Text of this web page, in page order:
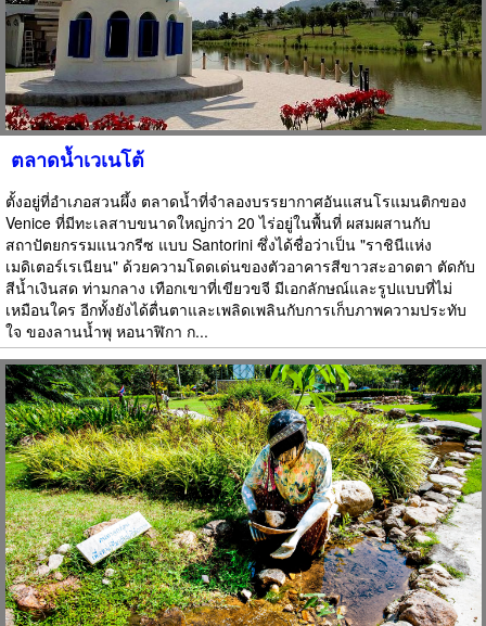
ตลาดน้ำเวเนโต้
ตั้งอยู่ที่อำเภอสวนผึ้ง ตลาดน้ำที่จำลองบรรยากาศอันแสนโรแมนติกของ
Venice ที่มีทะเลสาบขนาดใหญ่กว่า 20 ไร่อยู่ในพื้นที่ ผสมผสานกับ
สถาปัตยกรรมแนวกรีซ แบบ Santorini ซึ่งได้ชื่อว่าเป็น "ราชินีแห่ง
เมดิเตอร์เรเนียน" ด้วยความโดดเด่นของตัวอาคารสีขาวสะอาดตา ตัดกับ
สีน้ำเงินสด ท่ามกลาง เทือกเขาที่เขียวขจี มีเอกลักษณ์และรูปแบบที่ไม่
เหมือนใคร อีกทั้งยังได้ตื่นตาและเพลิดเพลินกับการเก็บภาพความประทับ
ใจ ของลานน้ำพุ หอนาฬิกา ก...